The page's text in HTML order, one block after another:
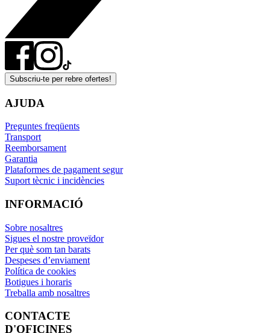
Subscriu-te per rebre ofertes!
AJUDA
Preguntes freqüents
Transport
Reemborsament
Garantia
Plataformes de pagament segur
Suport tècnic i incidències
INFORMACIÓ
Sobre nosaltres
Sigues el nostre proveïdor
Per què som tan barats
Despeses d’enviament
Política de cookies
Botigues i horaris
Treballa amb nosaltres
CONTACTE
D'OFICINES